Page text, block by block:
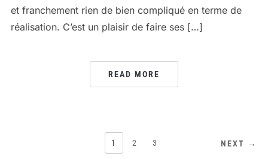
et franchement rien de bien compliqué en terme de
réalisation. C’est un plaisir de faire ses […]
READ MORE
1 2 3 NEXT →